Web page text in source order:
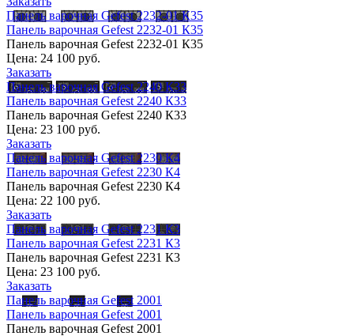
Панель варочная Gefest 2232-01 К35
Панель варочная Gefest 2232-01 К35
Панель варочная Gefest 2232-01 К35
Цена: 24 100 руб.
Заказать
Панель варочная Gefest 2240 К33
Панель варочная Gefest 2240 К33
Панель варочная Gefest 2240 К33
Цена: 23 100 руб.
Заказать
Панель варочная Gefest 2230 К4
Панель варочная Gefest 2230 К4
Панель варочная Gefest 2230 К4
Цена: 22 100 руб.
Заказать
Панель варочная Gefest 2231 К3
Панель варочная Gefest 2231 К3
Панель варочная Gefest 2231 К3
Цена: 23 100 руб.
Заказать
Панель варочная Gefest 2001
Панель варочная Gefest 2001
Панель варочная Gefest 2001